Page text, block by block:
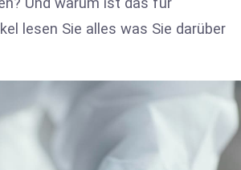
lesen Sie alles was Sie darüber